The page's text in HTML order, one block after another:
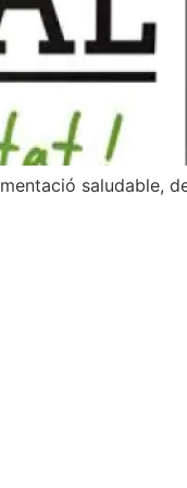
saludable,